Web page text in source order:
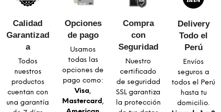
Calidad
Garantizad
a​
Todos
nuestros
productos
cuentan con
una garantía
Opciones
de pago
Usamos
todas las
opciones de
pago como:
Visa,
Mastercard,
Compra
con
Seguridad​
Nuestro
certificado
de seguridad
SSL garantiza
la protección
Delivery
Todo el
Perú
Envíos
seguros a
todos el Perú
hasta tu
domicilio.